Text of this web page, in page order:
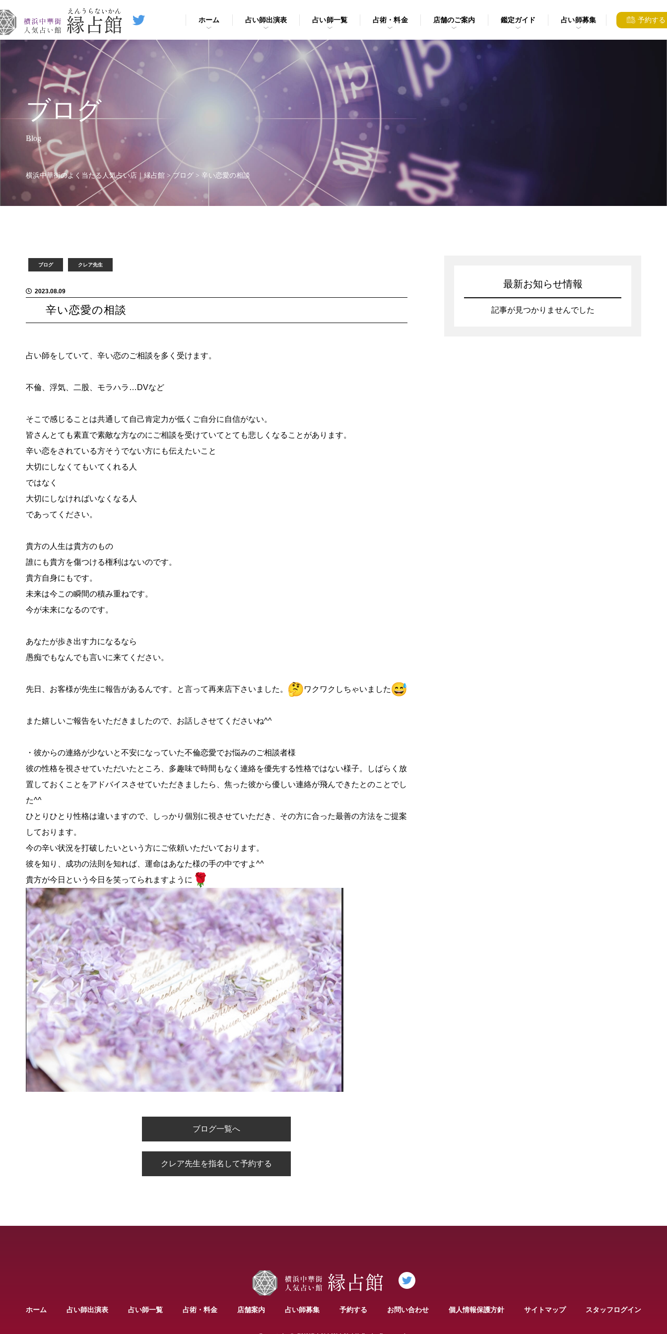
ホーム 占い師出演表 占い師一覧 占術・料金 店舗のご案内 鑑定ガイド 占い師募集 予約する
ブログ
Blog
横浜中華街のよく当たる人気占い店｜縁占館 >ブログ > 辛い恋愛の相談
ブログ クレア先生
2023.08.09
辛い恋愛の相談
占い師をしていて、 辛い恋のご相談を多く受けます。
不倫、浮気、二股、モラハラ …DVなど
そこで感じることは共通して 自己肯定力が低くご自分に自信がない。
皆さんとても素直で素敵な方なのにご相談を受けていてとても悲し くなることがあります。
辛い恋をされている方そうでない方にも伝えたいこと
大切にしなくてもいてくれる人
ではなく
大切にしなければいなくなる人
であってください。
貴方の人生は貴方のもの
誰にも貴方を傷つける権利はないのです。
貴方自身にもです。
未来は今この瞬間の積み重ねです。
今が未来になるのです。
あなたが歩き出す力になるなら
愚痴でもなんでも言いに来てください。
先日、お客様が先生に報告があるんです。と言って再来店下さいま した。 ワクワクしちゃいました
また嬉しいご報告をいただきましたので、お話しさせてくださいね^^
・彼からの連絡が少ないと不安になっていた不倫恋愛でお悩みのご相談者様
彼の性格を視させていただいたところ、多趣味で時間もなく連絡を優先する性格ではない様子。しばらく放
置しておくことをアドバイ スさせていただきましたら、焦った彼から優しい連絡が飛んできた とのことでし
た^^
ひとりひとり性格は違いますので、しっかり個別に視させていただき、その方に合った最善の方法をご提案
しております。
今の辛い状況を打破したいという方にご依頼いただいております。
彼を知り、成功の法則を知れば、運命はあなた様の手の中ですよ^^
貴方が今日という今日を笑ってられますように
ブログ一覧へ
クレア先生を指名して予約する
最新お知らせ情報
記事が見つかりませんでした
ホーム 占い師出演表 占い師一覧 占術・料金 店舗案内 占い師募集 予約する お問い合わせ 個人情報保護方針 サイトマップ スタッフログイン